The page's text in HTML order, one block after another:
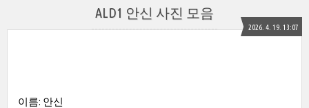
ALD1 안신 사진 모음
2026. 4. 19. 13:07
이름: 안신